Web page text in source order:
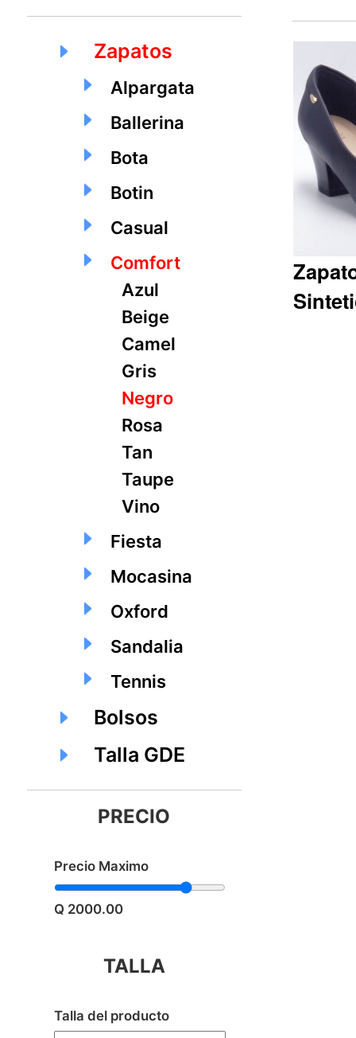
Zapatos
Alpargata
Ballerina
Bota
Botin
Casual
Comfort
Azul
Beige
Camel
Gris
Negro
Rosa
Tan
Taupe
Vino
Fiesta
Mocasina
Oxford
Sandalia
Tennis
Bolsos
Talla GDE
PRECIO
Precio Maximo
Q 2000.00
TALLA
Talla del producto